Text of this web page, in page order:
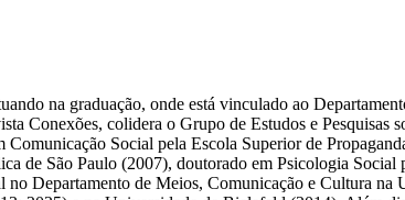
na graduação, onde está vinculado ao
Conexões, colidera o Grupo de Estudos e
Social pela Escola Superior de
de São Paulo (2007), doutorado em Psicologia
Departamento de Meios, Comunicação e Cultura